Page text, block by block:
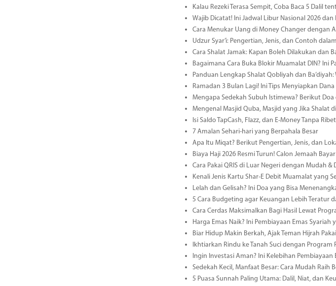
Kalau Rezeki Terasa Sempit, Coba Baca 5 Dalil
Wajib Dicatat! Ini Jadwal Libur Nasional 2026
Cara Menukar Uang di Money Changer dengan
Udzur Syar’i: Pengertian, Jenis, dan Contoh
Cara Shalat Jamak: Kapan Boleh Dilakukan dan
Bagaimana Cara Buka Blokir Muamalat DIN? Ini
Panduan Lengkap Shalat Qobliyah dan
Ramadan 3 Bulan Lagi! Ini Tips Menyiapkan
Mengapa Sedekah Subuh Istimewa? Berikut
Mengenal Masjid Quba, Masjid yang Jika Shalat
Isi Saldo TapCash, Flazz, dan E-Money Tanpa
7 Amalan Sehari-hari yang Berpahala Besar
Apa Itu Miqat? Berikut Pengertian, Jenis, dan
Biaya Haji 2026 Resmi Turun! Calon Jemaah
Cara Pakai QRIS di Luar Negeri dengan Mudah &
Kenali Jenis Kartu Shar-E Debit Muamalat yang
Lelah dan Gelisah? Ini Doa yang Bisa
5 Cara Budgeting agar Keuangan Lebih Teratur
Cara Cerdas Maksimalkan Bagi Hasil Lewat
Harga Emas Naik? Ini Pembiayaan Emas Syariah
Biar Hidup Makin Berkah, Ajak Teman Hijrah
Ikhtiarkan Rindu ke Tanah Suci dengan Program
Ingin Investasi Aman? Ini Kelebihan Pembiayaan
Sedekah Kecil, Manfaat Besar: Cara Mudah Raih
5 Puasa Sunnah Paling Utama: Dalil, Niat, dan